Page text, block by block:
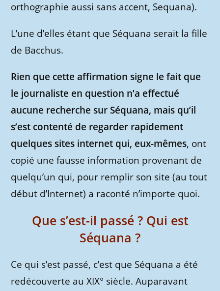
orthographie aussi sans accent, Sequana).
L’une d’elles étant que Séquana serait la fille
de Bacchus.
Rien que cette affirmation signe le fait que
le journaliste en question n’a effectué
aucune recherche sur Séquana, mais qu’il
s’est contenté de regarder rapidement
quelques sites internet qui, eux-mêmes, ont
copié une fausse information provenant de
quelqu’un qui, pour remplir son site (au tout
début d’Internet) a raconté n’importe quoi.
Que s’est-il passé ? Qui est
Séquana ?
Ce qui s’est passé, c’est que Séquana a été
redécouverte au XIX° siècle. Auparavant